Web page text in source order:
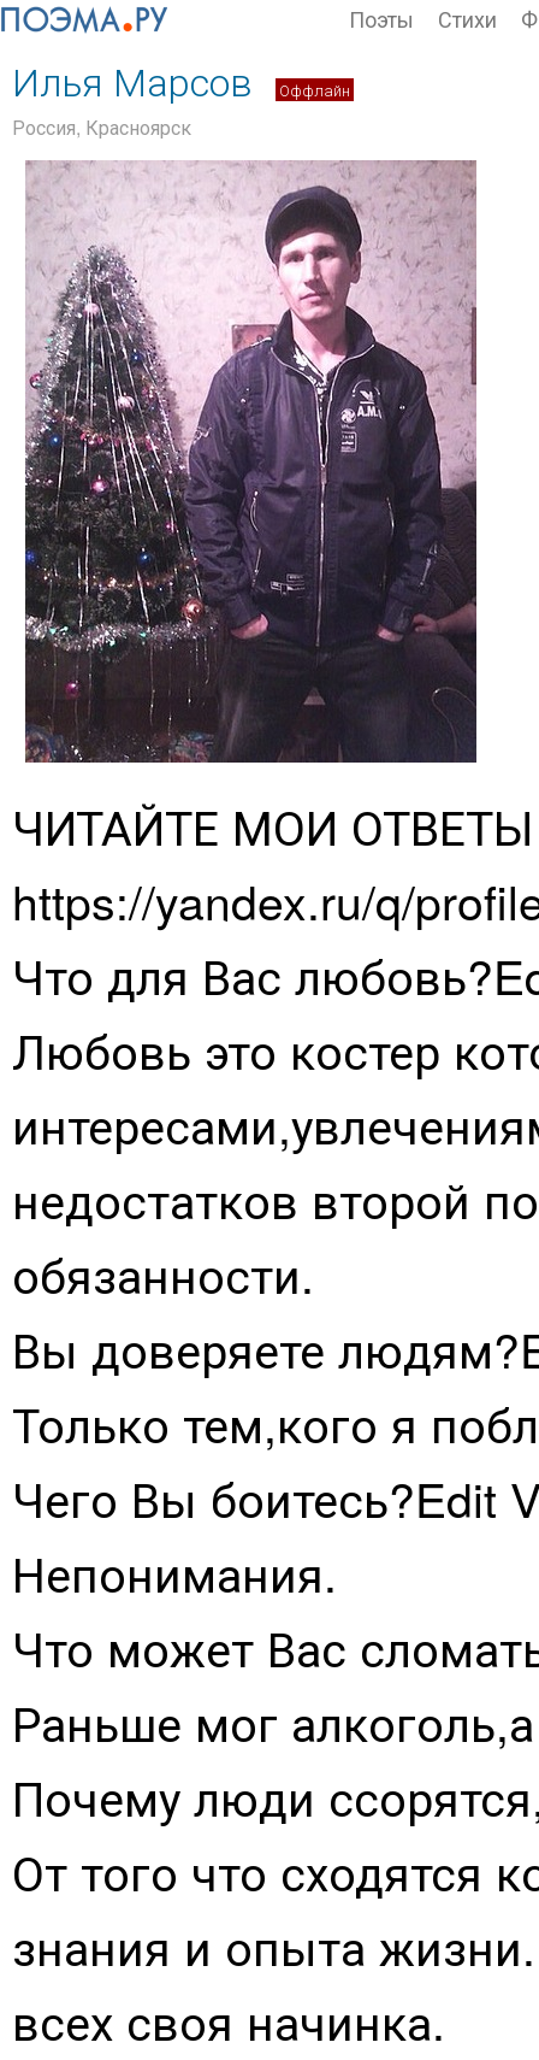
Поэты Стихи
Илья Марсов Оффлайн
Россия, Красноярск
ЧИТАЙТЕ МОИ
https://yandex.ru/q/
Что для Вас
Любовь это костер
недостатков второй
обязанности.
Вы доверяете
Только тем,кого я
Чего Вы боитесь?Edit
Непонимания.
Что может Вас
Раньше мог
Почему люди
От того что сходятся
знания и опыта
всех своя начинка.